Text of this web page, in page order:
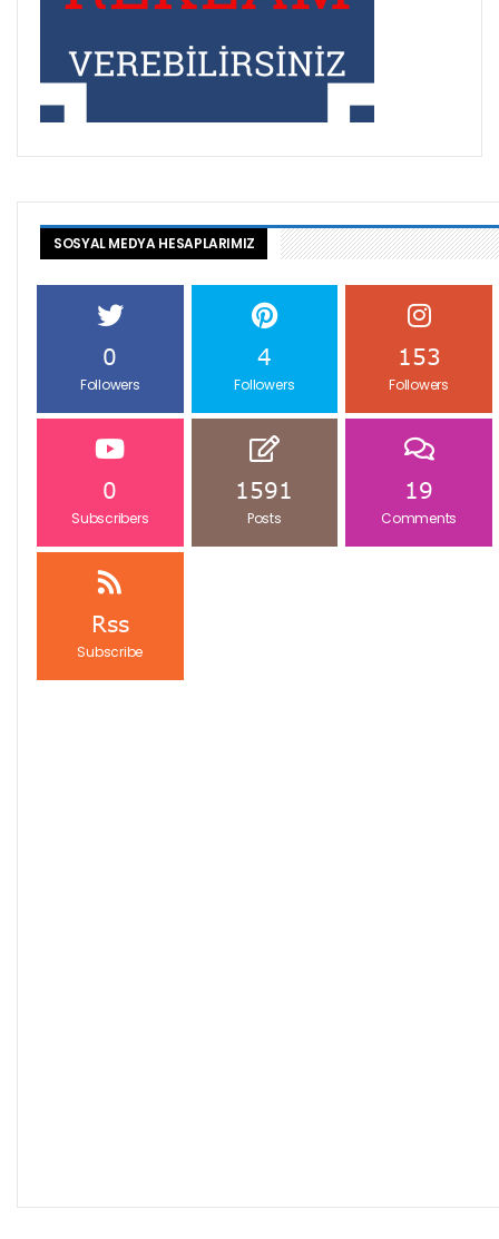
SOSYAL MEDYA HESAPLARIMIZ
0
Followers
4
Followers
153
Followers
0
Subscribers
1591
Posts
19
Comments
Rss
Subscribe